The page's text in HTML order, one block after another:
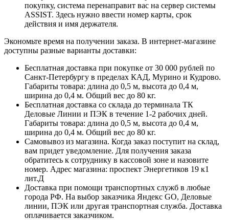
покупку, система перенаправит вас на сервер системы
ASSIST. Здесь нужно ввести номер карты, срок
действия и имя держателя.
Экономьте время на получении заказа. В интернет-магазине
доступны разные варианты доставки:
Бесплатная доставка при покупке от 30 000 рублей по
Санкт-Петербургу в пределах КАД, Мурино и Кудрово.
Габариты товара: длина до 0,5 м, высота до 0,4 м,
ширина до 0,4 м. Общий вес до 80 кг.
Бесплатная доставка со склада до терминала ТК
Деловые Линии и ПЭК в течение 1-2 рабочих дней.
Габариты товара: длина до 0,5 м, высота до 0,4 м,
ширина до 0,4 м. Общий вес до 80 кг.
Самовывоз из магазина. Когда заказ поступит на склад,
вам придет уведомление. Для получения заказа
обратитесь к сотруднику в кассовой зоне и назовите
номер. Адрес магазина: проспект Энергетиков 19 к1
лит.Д
Доставка при помощи транспортных служб в любые
города РФ. На выбор заказчика Яндекс GO, Деловые
линии, ПЭК или другая транспортная служба. Доставка
оплачивается заказчиком.